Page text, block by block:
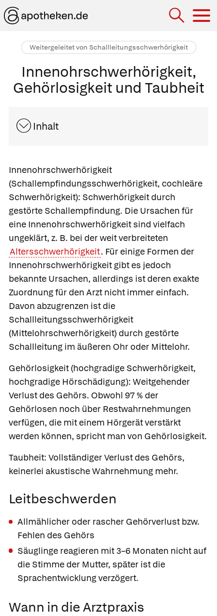
Weitergeleitet von Schallleitungsschwerhörigkeit
Innenohrschwerhörigkeit,
Gehörlosigkeit und Taubheit
Inhalt
Innenohrschwerhörigkeit
(Schallempfindungsschwerhörigkeit, cochleäre
Schwerhörigkeit): Schwerhörigkeit durch
gestörte Schallempfindung. Die Ursachen für
eine Innenohrschwerhörigkeit sind vielfach
ungeklärt, z. B. bei der weit verbreiteten
Altersschwerhörigkeit. Für einige Formen der
Innenohrschwerhörigkeit gibt es jedoch
bekannte Ursachen, allerdings ist deren exakte
Zuordnung für den Arzt nicht immer einfach.
Davon abzugrenzen ist die
Schallleitungsschwerhörigkeit
(Mittelohrschwerhörigkeit) durch gestörte
Schallleitung im äußeren Ohr oder Mittelohr.
Gehörlosigkeit (hochgradige Schwerhörigkeit,
hochgradige Hörschädigung): Weitgehender
Verlust des Gehörs. Obwohl 97 % der
Gehörlosen noch über Restwahrnehmungen
verfügen, die mit einem Hörgerät verstärkt
werden können, spricht man von Gehörlosigkeit.
Taubheit: Vollständiger Verlust des Gehörs,
keinerlei akustische Wahrnehmung mehr.
Leitbeschwerden
Allmählicher oder rascher Gehörverlust bzw.
Fehlen des Gehörs
Säuglinge reagieren mit 3–6 Monaten nicht auf
die Stimme der Mutter, später ist die
Sprachentwicklung verzögert.
Wann in die Arztpraxis